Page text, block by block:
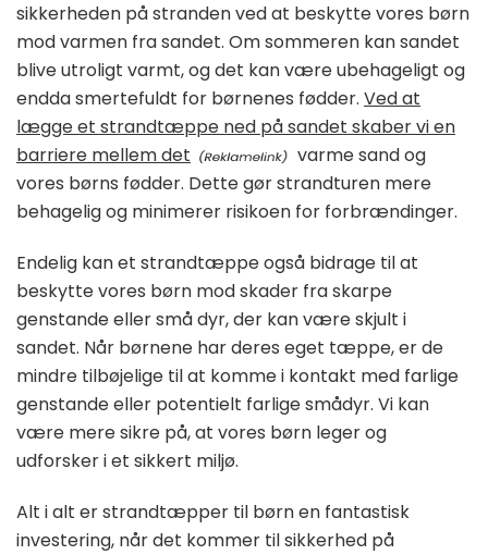
sikkerheden på stranden ved at beskytte vores børn
mod varmen fra sandet. Om sommeren kan sandet
blive utroligt varmt, og det kan være ubehageligt og
endda smertefuldt for børnenes fødder. Ved at
lægge et strandtæppe ned på sandet skaber vi en
barriere mellem det
varme sand og
vores børns fødder. Dette gør strandturen mere
behagelig og minimerer risikoen for forbrændinger.
Endelig kan et strandtæppe også bidrage til at
beskytte vores børn mod skader fra skarpe
genstande eller små dyr, der kan være skjult i
sandet. Når børnene har deres eget tæppe, er de
mindre tilbøjelige til at komme i kontakt med farlige
genstande eller potentielt farlige smådyr. Vi kan
være mere sikre på, at vores børn leger og
udforsker i et sikkert miljø.
Alt i alt er strandtæpper til børn en fantastisk
investering, når det kommer til sikkerhed på